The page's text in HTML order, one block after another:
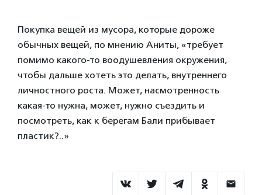
Покупка вещей из мусора, которые дороже
обычных вещей, по мнению Аниты, «требует
помимо какого-то воодушевления окружения,
чтобы дальше хотеть это делать, внутреннего
личностного роста. Может, насмотренность
какая-то нужна, может, нужно съездить и
посмотреть, как к берегам Бали прибывает
пластик?..»